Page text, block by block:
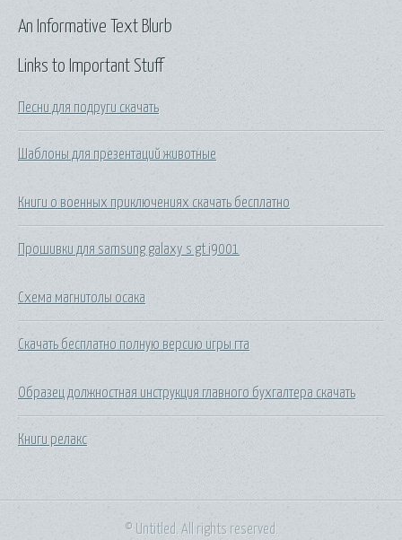
Links to Important Stuff
Песни для подруги скачать
Шаблоны для презентаций животные
Книги о военных приключениях скачать бесплатно
Прошивки для samsung galaxy s gt i9001
Схема магнитолы осака
Скачать бесплатно полную версию игры гта
Образец должностная инструкция главного бухгалтера скачать
Книги релакс
An Informative Text Blurb
© Untitled. All rights reserved.